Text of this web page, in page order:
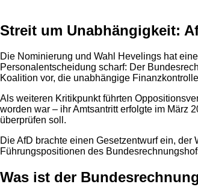
Streit um Unabhängigkeit:
Die Nominierung und Wahl Hevelings hat
Personalentscheidung scharf: Der
Koalition vor, die unabhängige
Als weiteren Kritikpunkt führten
worden war – ihr Amtsantritt erfolgte im März
überprüfen soll.
Die AfD brachte einen Gesetzentwurf ein,
Führungspositionen des
Was ist der